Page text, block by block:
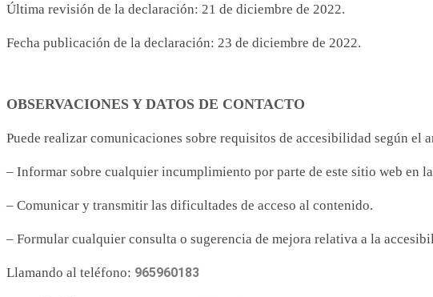
Última revisión de la declaración: 21 de diciembre de 2022.
Fecha publicación de la declaración: 23 de diciembre de 2022.
OBSERVACIONES Y DATOS DE CONTACTO
Puede realizar comunicaciones sobre requisitos de accesibilidad según
– Informar sobre cualquier incumplimiento por parte de este sitio web en
– Comunicar y transmitir las dificultades de acceso al contenido.
– Formular cualquier consulta o sugerencia de mejora relativa a la
Llamando al teléfono: 965960183